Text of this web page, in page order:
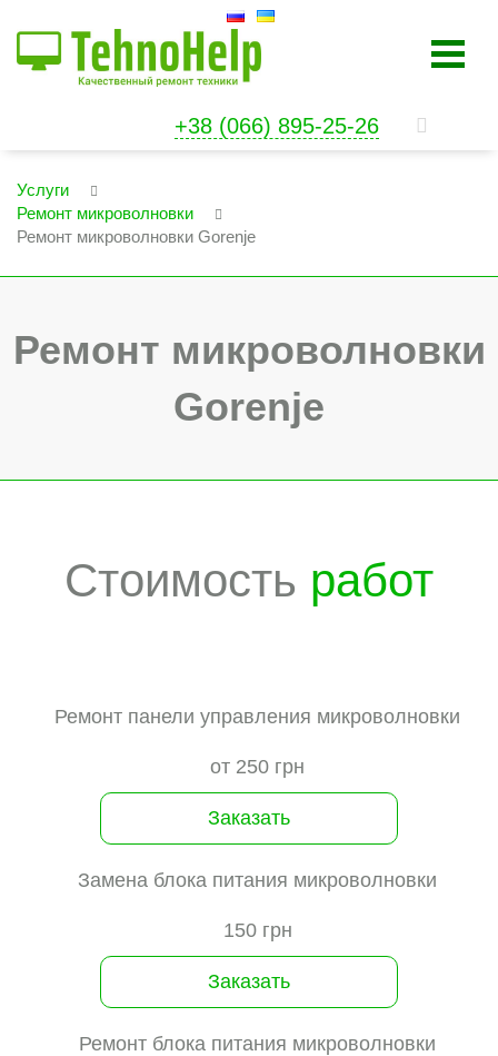
+38 (066) 895-25-26
Услуги
Ремонт микроволновки
Ремонт микроволновки Gorenje
Ремонт микроволновки
Gorenje
Стоимость работ
Ремонт панели управления микроволновки
от 250 грн
Заказать
Замена блока питания микроволновки
150 грн
Заказать
Ремонт блока питания микроволновки